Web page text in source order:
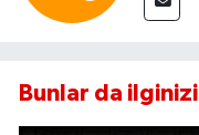
Bunlar da